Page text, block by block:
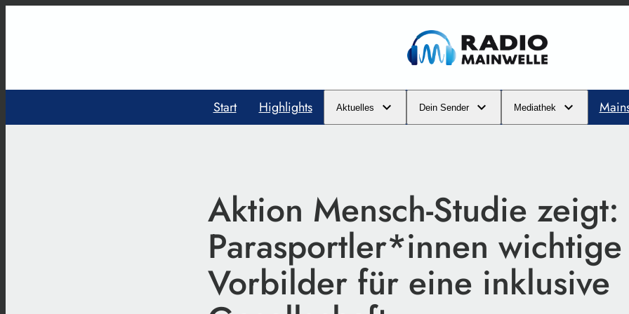
Start Highlights Aktuelles Dein Sender Mediathek
Aktion Mensch-Studie zeigt:
Parasportler*innen wichtige
Vorbilder für eine inklusive